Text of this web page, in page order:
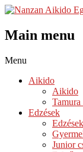
Main menu
Skip
content
Menu
Aikido
Aikido
Tamura
Edzések
Edzések
Junior